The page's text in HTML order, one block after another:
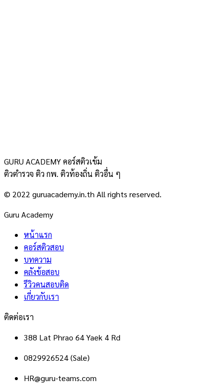
GURU ACADEMY คอร์สติวเข้ม
ติวตำรวจ ติว กพ. ติวท้องถิ่น ติวอื่น ๆ
© 2022 guruacademy.in.th All rights reserved.
Guru Academy
หน้าแรก
คอร์สติวสอบ
บทความ
คลังข้อสอบ
รีวิวคนสอบติด
เกี่ยวกับเรา
ติดต่อเรา
388 Lat Phrao 64 Yaek 4 Rd
0829926524 (Sale)
HR@guru-teams.com